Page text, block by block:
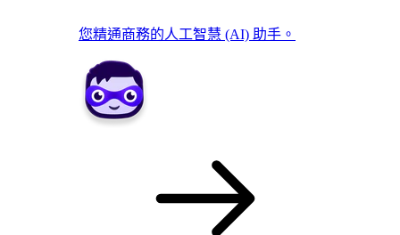
您精通商務的人工智慧 (AI) 助手。